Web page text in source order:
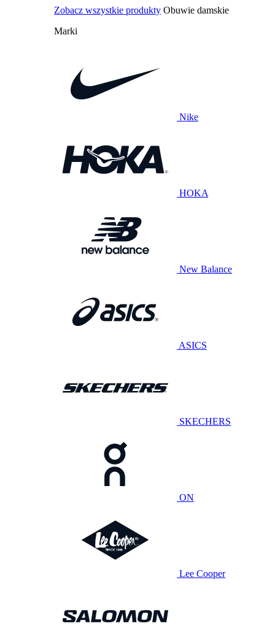
Zobacz wszystkie produkty Obuwie damskie
Marki
Nike
HOKA
New Balance
ASICS
SKECHERS
ON
Lee Cooper